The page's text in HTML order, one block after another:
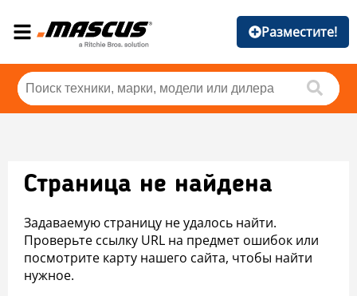
Разместите!
Страница не найдена
Задаваемую страницу не удалось найти.
Проверьте ссылку URL на предмет ошибок или
посмотрите карту нашего сайта, чтобы найти
нужное.